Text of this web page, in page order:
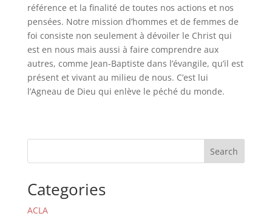
référence et la finalité de toutes nos actions et nos
pensées. Notre mission d’hommes et de femmes de
foi consiste non seulement à dévoiler le Christ qui
est en nous mais aussi à faire comprendre aux
autres, comme Jean-Baptiste dans l’évangile, qu’il est
présent et vivant au milieu de nous. C’est lui
l’Agneau de Dieu qui enlève le péché du monde.
Search
Categories
ACLA